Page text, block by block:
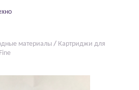
материалы / Картриджи для